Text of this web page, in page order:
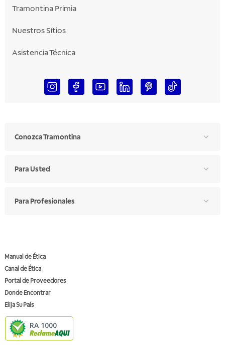
Tramontina Primia
Nuestros Sítios
Asistencia Técnica
Conozca Tramontina
Para Usted
Para Profesionales
Manual de Ética
Canal de Ética
Portal de Proveedores
Donde Encontrar
Elija Su País
RA 1000